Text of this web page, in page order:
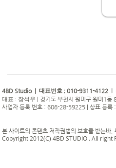
4BD Studio | 대표번호 ; 010-9311-4122
대표 : 장석우
경기도 부천시 원미구 원미1동
사업자 등록 번호 : 606-28-59225 | 상표 등
본 사이트의 콘텐츠 저작권법의 보호를 받는바,
Copyright 2012(C) 4BD STUDIO . All right